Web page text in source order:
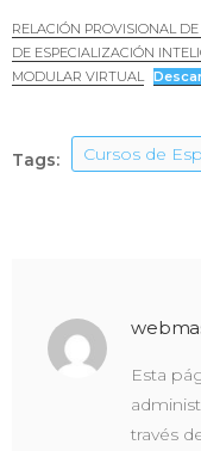
RELACIÓN PROVISIONAL
DE ESPECIALIZACIÓN
MODULAR VIRTUAL
Tags: Cursos de
Esta
través